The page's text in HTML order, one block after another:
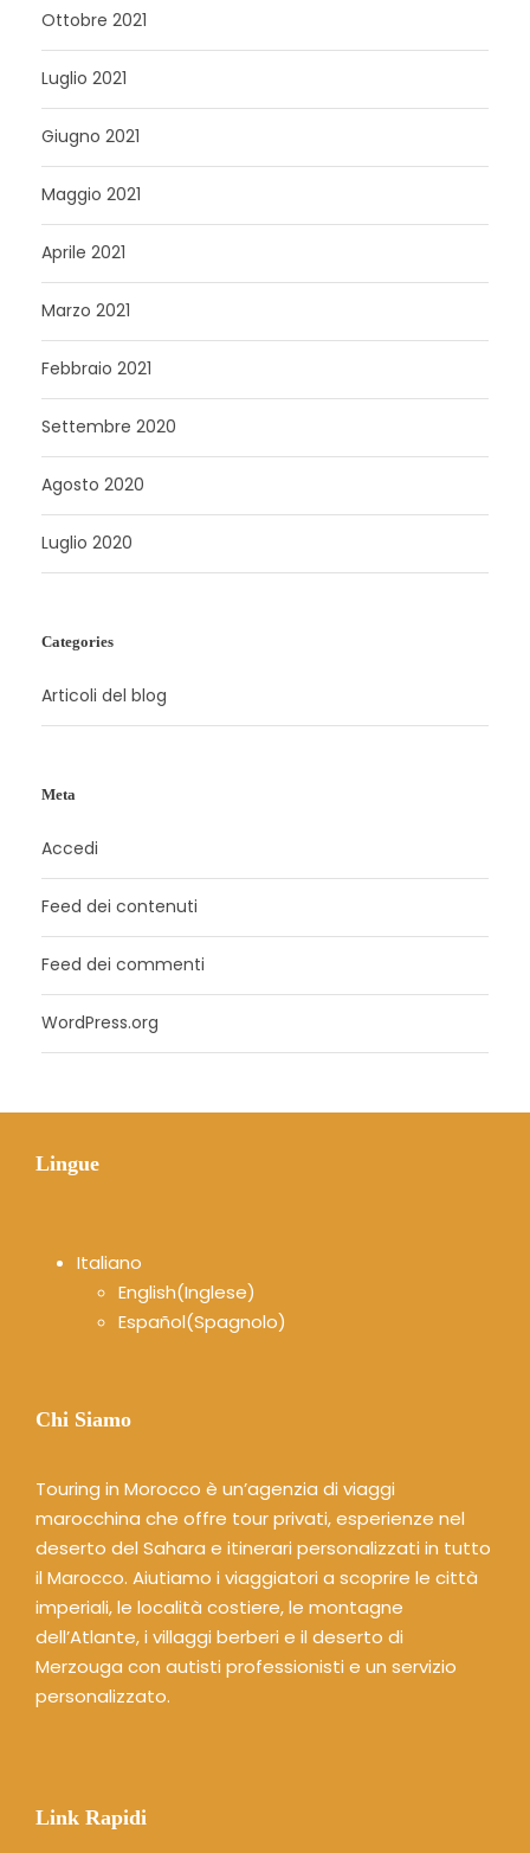
Ottobre 2021
Luglio 2021
Giugno 2021
Maggio 2021
Aprile 2021
Marzo 2021
Febbraio 2021
Settembre 2020
Agosto 2020
Luglio 2020
Categories
Articoli del blog
Meta
Accedi
Feed dei contenuti
Feed dei commenti
WordPress.org
Lingue
Italiano
English(Inglese)
Español(Spagnolo)
Chi Siamo
Touring in Morocco è un’agenzia di viaggi
marocchina che offre tour privati, esperienze nel
deserto del Sahara e itinerari personalizzati in tutto
il Marocco. Aiutiamo i viaggiatori a scoprire le città
imperiali, le località costiere, le montagne
dell’Atlante, i villaggi berberi e il deserto di
Merzouga con autisti professionisti e un servizio
personalizzato.
Link Rapidi